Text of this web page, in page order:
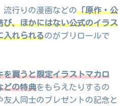
流行りの漫画などの「原作・公
び、ほかにはない公式のイラス
入れられるのがプリロールで
を買うと限定イラストマカロ
どの特典をもらえたりするの
人同士のプレゼントの記念と